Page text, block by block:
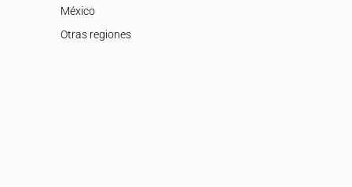
México
Otras regiones